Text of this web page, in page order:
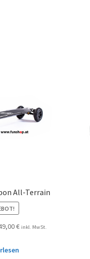
All-Terrain
€ inkl. MwSt.